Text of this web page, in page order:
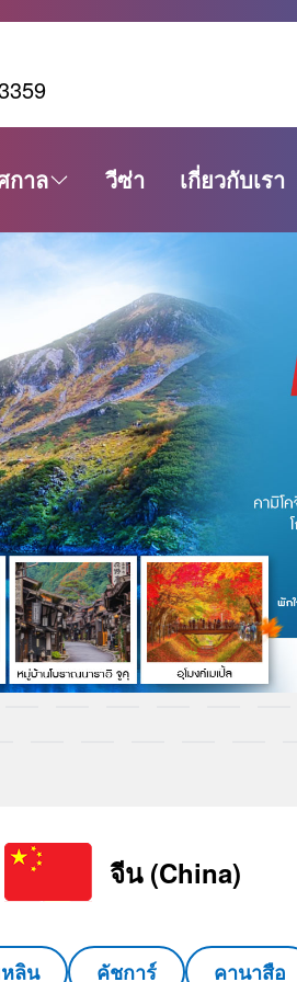
กาล วีซ่า เกี่ยวกับเรา
จีน (China)
ลิน คัชการ์ คานาสือ